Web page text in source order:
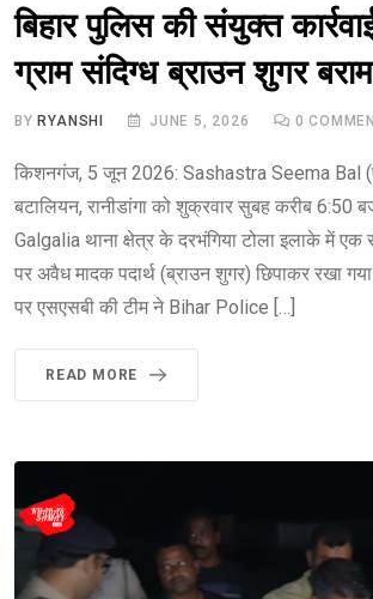
बिहार पुलिस की संयुक्त
ग्राम संदिग्ध ब्राउन शुगर
BYRYANSHI JUNE 5, 2026 0
किशनगंज, 5 जून 2026: Sashastra Seema Bal
बटालियन, रानीडांगा को शुक्रवार सुबह करीब 6:50
Galgalia थाना क्षेत्र के दरभंगिया टोला इलाके में
पर अवैध मादक पदार्थ (ब्राउन शुगर) छिपाकर रखा
पर एसएसबी की टीम ने Bihar Police […]
READ MORE